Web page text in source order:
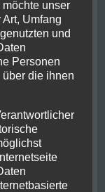
bayrischen
mit bunten
unser
Umfang
und
Personen
die ihnen